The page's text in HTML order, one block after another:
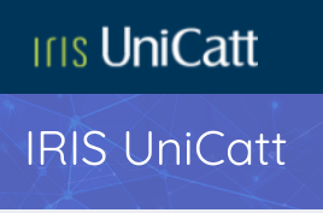
IRIS UniCatt